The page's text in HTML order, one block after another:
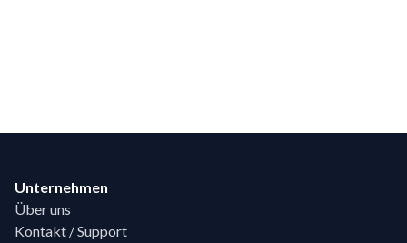
Unternehmen
Über uns
Kontakt / Support